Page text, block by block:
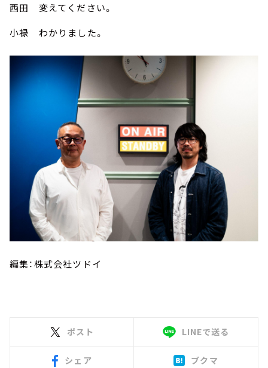
西田 変えてください。
小禄 わかりました。
編集：株式会社ツドイ
ポスト LINEで送る
シェア ブクマ